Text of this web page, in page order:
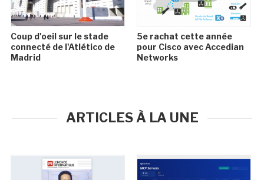
Coup d'oeil sur le stade
connecté de l'Atlético de
Madrid
5e rachat cette année
pour Cisco avec Accedian
Networks
ARTICLES À LA UNE